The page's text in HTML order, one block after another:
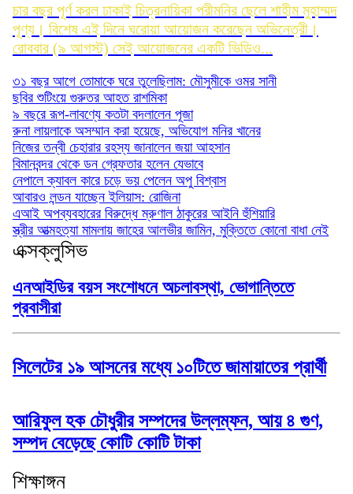
চার বছর পূর্ণ করল ঢাকাই চিত্রনায়িকা পরীমনির ছেলে শাহীম মুহাম্মদ
পূণ্য। বিশেষ এই দিনে ঘরোয়া আয়োজন করেছেন অভিনেত্রী।
রোববার (৯ আগস্ট) সেই আয়োজনের একটি ভিডিও...
৩১ বছর আগে তোমাকে ঘরে তুলেছিলাম: মৌসুমীকে ওমর সানী
ছবির শুটিংয়ে গুরুতর আহত রাশমিকা
৯ বছরে রূপ-লাবণ্যে কতটা বদলালেন পূজা
রুনা লায়লাকে অসম্মান করা হয়েছে, অভিযোগ মনির খানের
নিজের তন্বী চেহারার রহস্য জানালেন জয়া আহসান
বিমানবন্দর থেকে ডন গ্রেফতার হলেন যেভাবে
নেপালে ক্যাবল কারে চড়ে ভয় পেলেন অপু বিশ্বাস
আবারও লন্ডন যাচ্ছেন ইলিয়াস: রোজিনা
এআই অপব্যবহারের বিরুদ্ধে ম্রুণাল ঠাকুরের আইনি হুঁশিয়ারি
স্ত্রীর আত্মহত্যা মামলায় জাহের আলভীর জামিন, মুক্তিতে কোনো বাধা নেই
এক্সক্লুসিভ
এনআইডির বয়স সংশোধনে অচলাবস্থা, ভোগান্তিতে
প্রবাসীরা
সিলেটের ১৯ আসনের মধ্যে ১০টিতে জামায়াতের প্রার্থী
আরিফুল হক চৌধুরীর সম্পদের উল্লম্ফন, আয় ৪ গুণ,
সম্পদ বেড়েছে কোটি কোটি টাকা
শিক্ষাঙ্গন